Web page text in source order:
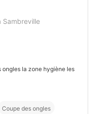
Sambreville
la zone hygiène les
Coupe des ongles